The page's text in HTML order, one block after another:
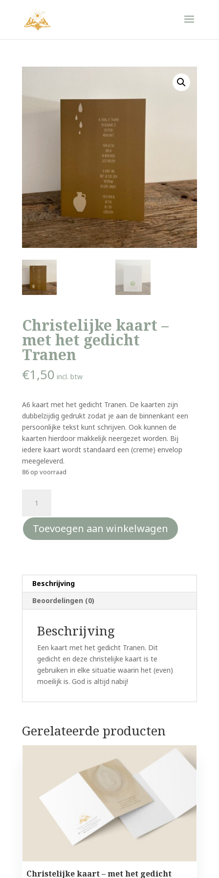
Christelijke kaart –
met het gedicht
Tranen
€1,50 incl. btw
A6 kaart met het gedicht Tranen. De kaarten zijn
dubbelzijdig gedrukt zodat je aan de binnenkant een
persoonlijke tekst kunt schrijven. Ook kunnen de
kaarten hierdoor makkelijk neergezet worden. Bij
iedere kaart wordt standaard een (creme) envelop
meegeleverd.
86 op voorraad
kaart
met
het
aantal
Toevoegen aan winkelwagen
Beschrijving
Beoordelingen (0)
Beschrijving
Een kaart met het gedicht Tranen. Dit
gedicht en deze christelijke kaart is te
gebruiken in elke situatie waarin het (even)
moeilijk is. God is altijd nabij!
Gerelateerde producten
Christelijke kaart – met het gedicht